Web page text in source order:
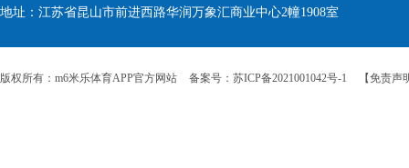
地址：江苏省昆山市前进西路华润万象汇商业中心2幢1908室
版权所有：m6米乐体育APP官方网站 备案号：苏ICP备2021001042号-1 【免责声